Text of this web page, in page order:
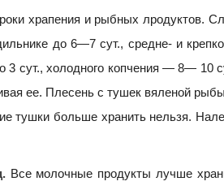
храпения и рыбных лродуктов.
до 6—7 сут., средне- и
3 сут., холодного копчения — 8—
ее. Плесень с тушек вяленой
тушки больше хранить нельзя.
Все молочные продукты лучше